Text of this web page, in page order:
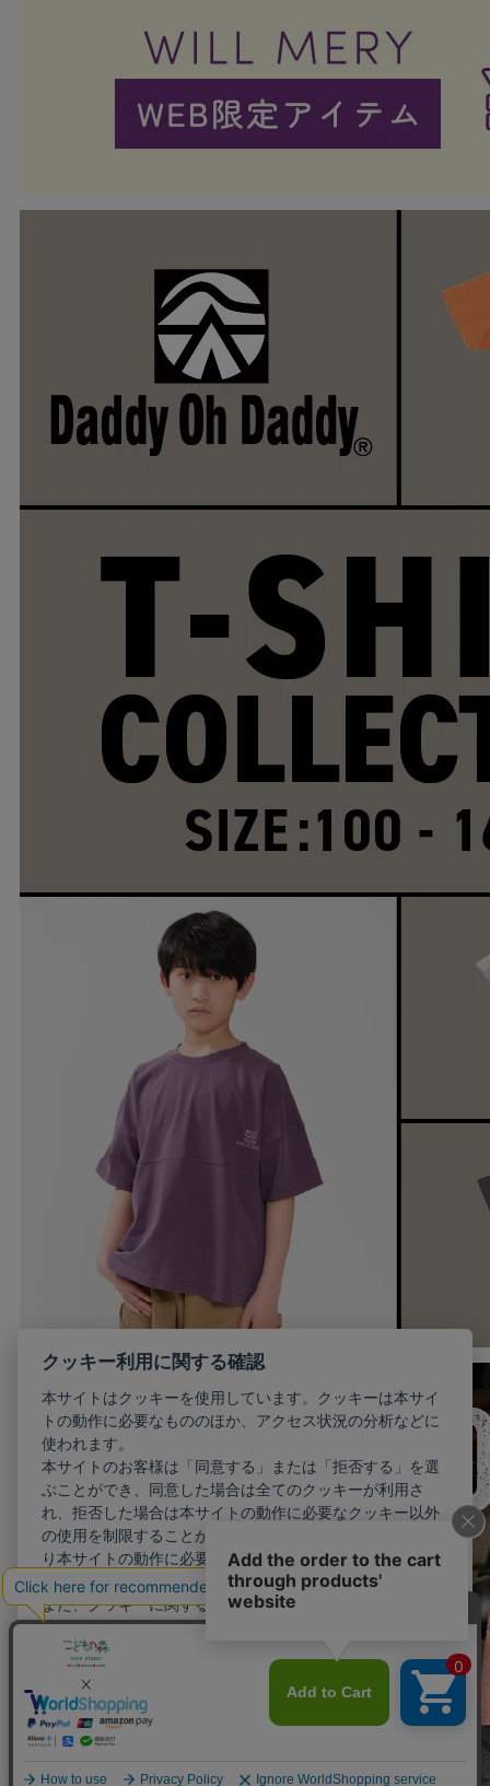
クッキー利用に関する確認
本サイトはクッキーを使用しています。クッキーは本サイ
トの動作に必要なもののほか、アクセス状況の分析などに
使われます。
本サイトのお客様は「同意する」または「拒否する」を選
ぶことができ、同意した場合は全てのクッキーが利用さ
れ、拒否した場合は本サイトの動作に必要なクッキー以外
の使用を制限することができます。お客様が同意しない限
り本サイトの動作に必要最小限のクッキー以外が利用され
ることはありません。
また、クッキーに関する設定を詳細に行いたい場合はこち
らから行えます。詳細設定
同意する
拒否する